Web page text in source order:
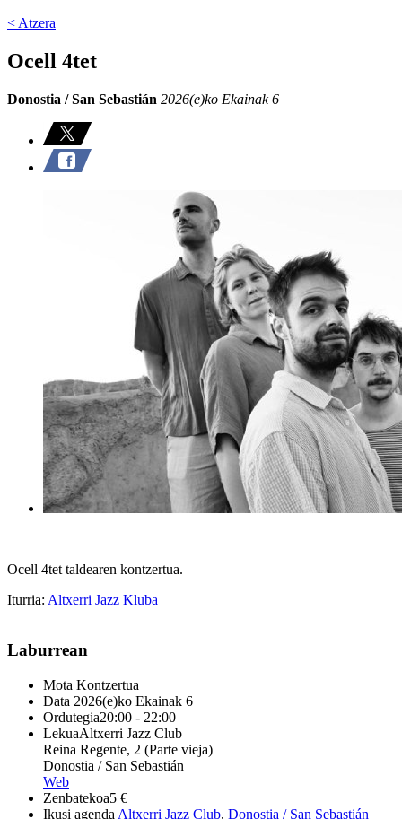
< Atzera
Ocell 4tet
Donostia / San Sebastián 2026(e)ko Ekainak 6
Ocell 4tet taldearen kontzertua.
Iturria: Altxerri Jazz Kluba
Laburrean
Mota Kontzertua
Data 2026(e)ko Ekainak 6
Ordutegia20:00 - 22:00
LekuaAltxerri Jazz Club
Reina Regente, 2 (Parte vieja)
Donostia / San Sebastián
Web
Zenbatekoa5 €
Ikusi agenda Altxerri Jazz Club, Donostia / San Sebastián